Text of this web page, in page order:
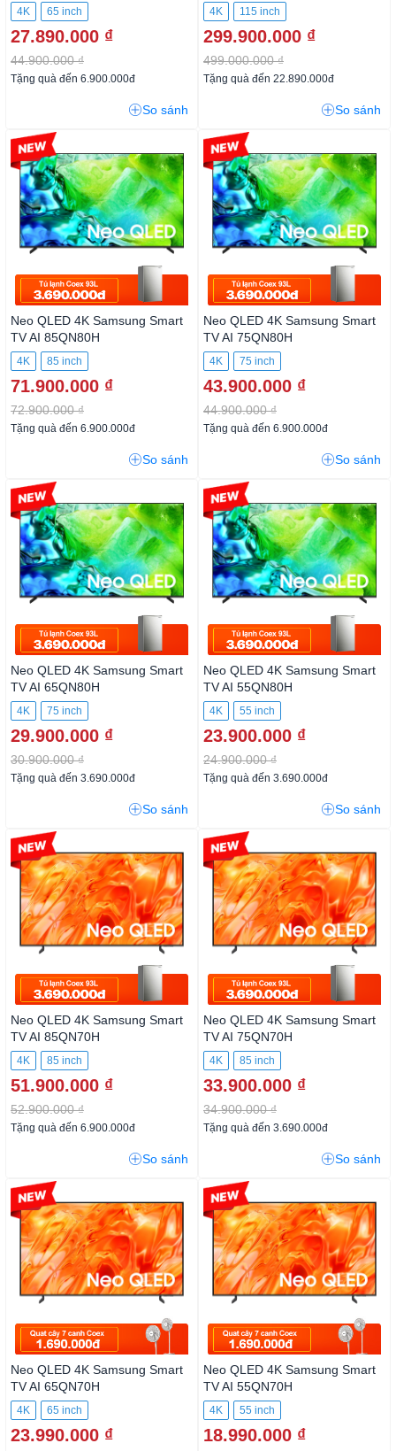
4K 65 inch
27.890.000 ₫
44.900.000 ₫
Tặng quà đến 6.900.000đ
So sánh
4K 115 inch
299.900.000 ₫
499.000.000 ₫
Tặng quà đến 22.890.000đ
So sánh
Neo QLED 4K Samsung Smart
TV AI 85QN80H
4K 85 inch
71.900.000 ₫
72.900.000 ₫
-1%
Tặng quà đến 6.900.000đ
So sánh
Neo QLED 4K Samsung Smart
TV AI 75QN80H
4K 75 inch
43.900.000 ₫
44.900.000 ₫
-2%
Tặng quà đến 6.900.000đ
So sánh
Neo QLED 4K Samsung Smart
TV AI 65QN80H
4K 75 inch
29.900.000 ₫
30.900.000 ₫
-3%
Tặng quà đến 3.690.000đ
So sánh
Neo QLED 4K Samsung Smart
TV AI 55QN80H
4K 55 inch
23.900.000 ₫
24.900.000 ₫
-4%
Tặng quà đến 3.690.000đ
So sánh
Neo QLED 4K Samsung Smart
TV AI 85QN70H
4K 85 inch
51.900.000 ₫
52.900.000 ₫
-1%
Tặng quà đến 6.900.000đ
So sánh
Neo QLED 4K Samsung Smart
TV AI 75QN70H
4K 85 inch
33.900.000 ₫
34.900.000 ₫
-2%
Tặng quà đến 3.690.000đ
So sánh
Neo QLED 4K Samsung Smart
TV AI 65QN70H
4K 65 inch
23.990.000 ₫
-3%
Neo QLED 4K Samsung Smart
TV AI 55QN70H
4K 55 inch
18.990.000 ₫
-4%